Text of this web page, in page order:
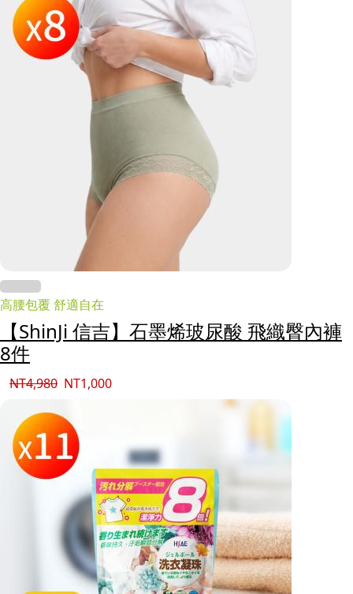
高腰包覆 舒適自在
【ShinJi 信吉】石墨烯玻尿酸 飛織臀內褲
8件
NT4,980 NT1,000